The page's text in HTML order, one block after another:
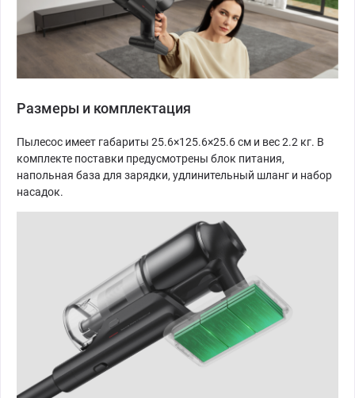
Размеры и комплектация
Пылесос имеет габариты 25.6×125.6×25.6 см и вес 2.2 кг. В
комплекте поставки предусмотрены блок питания,
напольная база для зарядки, удлинительный шланг и набор
насадок.